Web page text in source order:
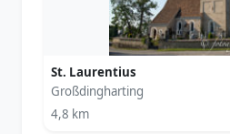
St. Laurentius
Großdingharting
4,8 km